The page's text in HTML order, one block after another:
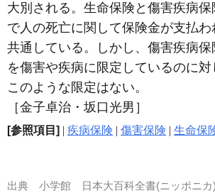
大別される。生命保険と傷害疾病
で人の死亡に関して保険金が支払
共通している。しかし、傷害疾病保
を傷害や疾病に限定しているのに
このような限定はない。
［金子卓治・坂口光男］
[参照項目] | 疾病保険 | 傷害保険 | 生命保
出典 小学館 日本大百科全書(ニッポニカ)